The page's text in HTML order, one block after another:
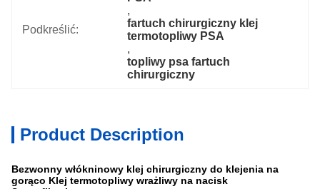
Podkreślić:
,
fartuch chirurgiczny klej
termotopliwy PSA
,
topliwy psa fartuch
chirurgiczny
Product Description
Bezwonny włókninowy klej chirurgiczny do klejenia na
gorąco Klej termotopliwy wrażliwy na nacisk